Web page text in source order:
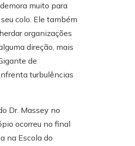
muito para
colo. Ele também
organizações
direção, mais
de
turbulências
Dr. Massey no
ocorreu no final
na Escola do